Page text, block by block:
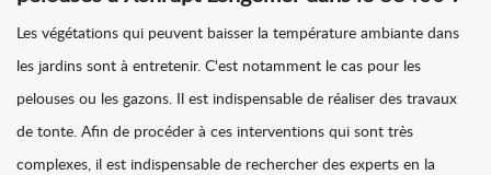
Les végétations qui peuvent baisser la température ambiante dans
les jardins sont à entretenir. C'est notamment le cas pour les
pelouses ou les gazons. Il est indispensable de réaliser des travaux
de tonte. Afin de procéder à ces interventions qui sont très
complexes, il est indispensable de rechercher des experts en la